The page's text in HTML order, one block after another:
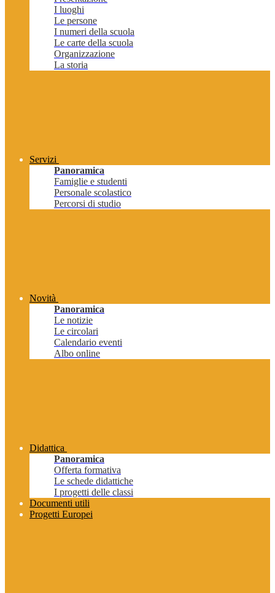
I luoghi
Le persone
I numeri della scuola
Le carte della scuola
Organizzazione
La storia
Servizi
Panoramica
Famiglie e studenti
Personale scolastico
Percorsi di studio
Novità
Panoramica
Le notizie
Le circolari
Calendario eventi
Albo online
Didattica
Panoramica
Offerta formativa
Le schede didattiche
I progetti delle classi
Documenti utili
Progetti Europei